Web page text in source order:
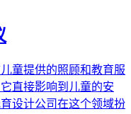
童提供的照顾和教育服
直接影响到儿童的安
设计公司在这个领域扮